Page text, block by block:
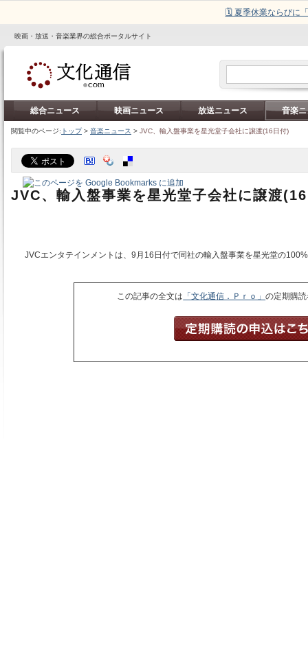
🗓️ 夏季休業ならびに
映画・放送・音楽業界の総合ポータルサイト
総合ニュース 映画ニュース 放送ニュース 音楽
閲覧中のページ: トップ> 音楽ニュース > JVC、輸入盤事業を星光堂子会社に譲渡(16日付)
JVC、輸入盤事業を星光堂子会社に譲渡
JVCエンタテインメントは、9月16日付で同社の輸入盤事業を星光堂の
この記事の全文は 「文化通信．Ｐｒｏ」の定期購